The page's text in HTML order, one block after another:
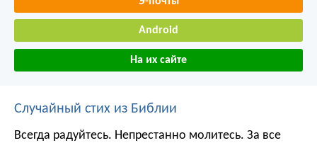
Android
На их сайте
Случайный стих из Библии
Всегда радуйтесь. Непрестанно молитесь. За все